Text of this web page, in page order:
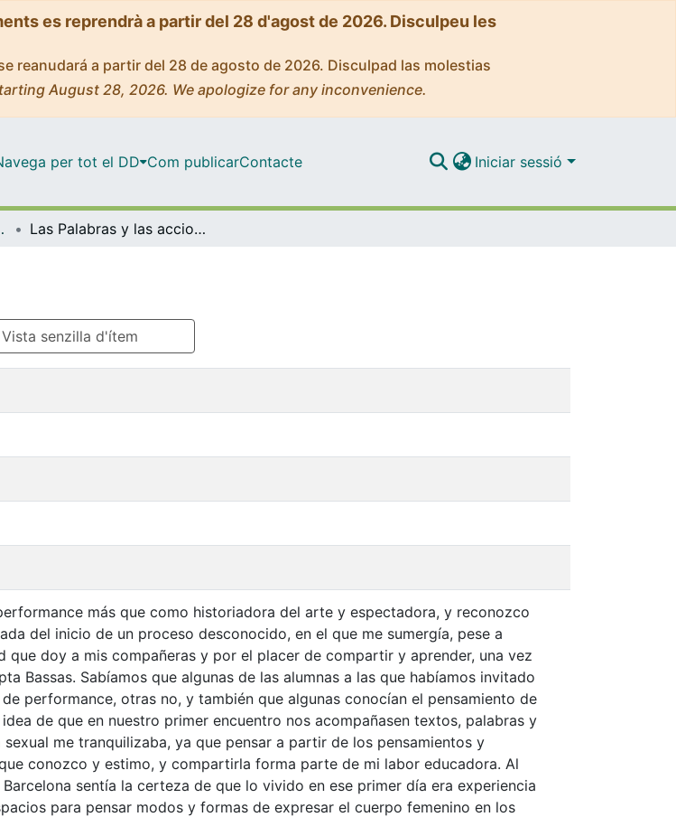
es reprendrà a partir del 28 d'agost de 2026. Disculpeu les
reanudará a partir del 28 de agosto de 2026. Disculpad las molestias
August 28, 2026. We apologize for any inconvenience.
per tot el DD Com publicarContacte Iniciar sessió
de l'Art) Las Palabras y las acciones
Vista senzilla d'ítem
más que como historiadora del arte y espectadora, y reconozco
del inicio de un proceso desconocido, en el que me sumergía, pese a
que doy a mis compañeras y por el placer de compartir y aprender, una vez
Bassas. Sabíamos que algunas de las alumnas a las que habíamos invitado
performance, otras no, y también que algunas conocían el pensamiento de
de que en nuestro primer encuentro nos acompañasen textos, palabras y
me tranquilizaba, ya que pensar a partir de los pensamientos y
conozco y estimo, y compartirla forma parte de mi labor educadora. Al
sentía la certeza de que lo vivido en ese primer día era experiencia
para pensar modos y formas de expresar el cuerpo femenino en los